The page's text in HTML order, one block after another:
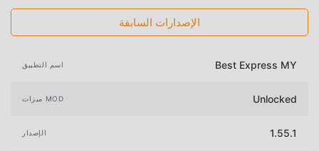
الإصدارات السابقة
اسم التطبيق Best Express MY
ميزات MOD Unlocked
الإصدار 1.55.1